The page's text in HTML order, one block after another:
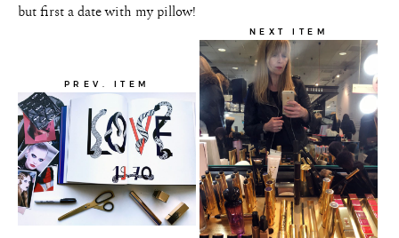
but first a date with my pillow!
PREV. ITEM
NEXT ITEM